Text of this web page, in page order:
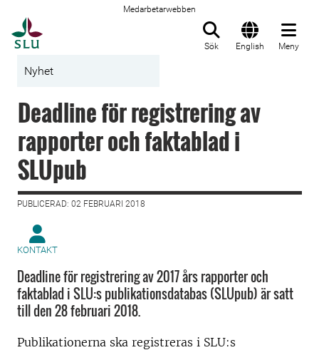
Medarbetarwebben
Sök English Meny
Nyhet
Deadline för registrering av
rapporter och faktablad i
SLUpub
PUBLICERAD: 02 FEBRUARI 2018
KONTAKT
Deadline för registrering av 2017 års rapporter och
faktablad i SLU:s publikationsdatabas (SLUpub) är satt
till den 28 februari 2018.
Publikationerna ska registreras i SLU:s